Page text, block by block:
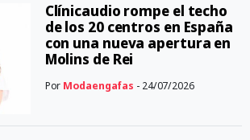
Clínicaudio rompe el techo
de los 20 centros en España
con una nueva apertura en
Molins de Rei
Por Modaengafas - 24/07/2026